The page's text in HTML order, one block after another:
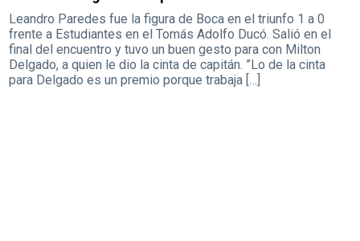
Leandro Paredes fue la figura de Boca en el triunfo 1 a 0
frente a Estudiantes en el Tomás Adolfo Ducó. Salió en el
final del encuentro y tuvo un buen gesto para con Milton
Delgado, a quien le dio la cinta de capitán. ”Lo de la cinta
para Delgado es un premio porque trabaja […]